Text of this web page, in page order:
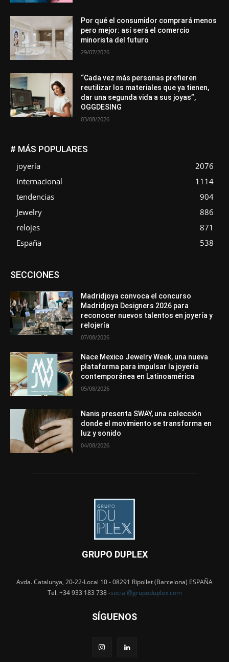
Por qué el consumidor comprará menos
pero mejor: así será el comercio
minorista del futuro
29/07/2026
“Cada vez más personas prefieren
reutilizar los materiales que ya tienen,
dar una segunda vida a sus joyas”,
OGGDESING
03/08/2026
# MÁS POPULARES
joyería
2076
Internacional
1114
tendencias
904
Jewelry
886
relojes
871
España
538
SECCIONESAsociaciones
Entrevistas
Mundo Técnico
Novedades Opiniones
Perspectiva
Premios
Secciones Sin categoría
Más
Madridjoya convoca el concurso
Madridjoya Designers 2026 para
reconocer nuevos talentos en joyería y
relojería
07/08/2026
Nace Mexico Jewelry Week, una nueva
plataforma para impulsar la joyería
contemporánea en Latinoamérica
05/08/2026
Nanis presenta SWAY, una colección
donde el movimiento se transforma en
luz y sonido
04/08/2026
GRUPO DUPLEX
Avda. Catalunya, 20-22-Local 10 - 08291 Ripollet (Barcelona) ESPAÑA
Tel. +34 933 183 738 -social@grupoduplex.com
SÍGUENOS